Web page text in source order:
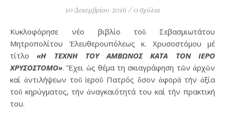
10 Δεκεμβρίου 2016 / 0 σχόλια
Κυκλοφόρησε νέο βιβλίο τοῦ Σεβασμιωτάτου
Μητροπολίτου Ἐλευθερουπόλεως κ. Χρυσοστόμου μέ
τίτλο«Η ΤΕΧΝΗ ΤΟΥ ΑΜΒΩΝΟΣ ΚΑΤΑ ΤΟΝ ΙΕΡΟ
ΧΡΥΣΟΣΤΟΜΟ». Ἔχει ὡς θέμα τη σκιαγράφηση τῶν ἀρχῶν
καί ἀντιλήψεων τοῦ ἱεροῦ Πατρός ὅσον ἀφορᾶ τήν ἀξία
τοῦ κηρύγματος, τήν ἀναγκαιότητά του καί τήν πρακτική
του.